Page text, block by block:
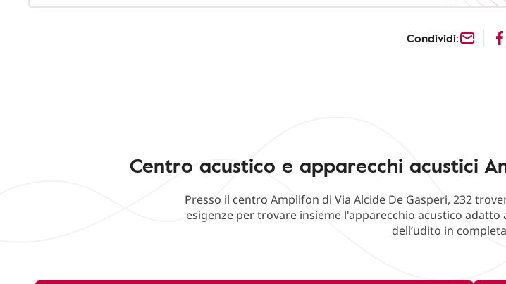
Condividi:
Centro acustico e apparecchi acustici
Presso il centro Amplifon di Via Alcide De Gasperi, 232
esigenze per trovare insieme l'apparecchio acustico
dell’udito in